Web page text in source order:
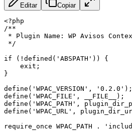
Editar Copiar
<?php
/**
* Plugin Name: WP Avisos
*/
if (!defined('ABSPATH')) {
    exit;
}
define('WPAC_VERSION', '0.2.0');
define('WPAC_FILE', __FILE__);
define('WPAC_PATH',
define('WPAC_URL',
require_once WPAC_PATH .